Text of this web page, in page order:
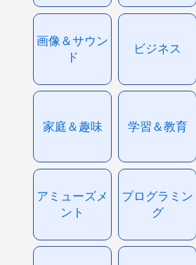
画像＆サウン
ド
ビジネス
家庭＆趣味 学習＆教育
アミューズメ
ント
プログラミン
グ